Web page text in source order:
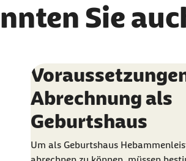
Sie
Abrechnung als
Geburtshaus
Um als Geburtshaus